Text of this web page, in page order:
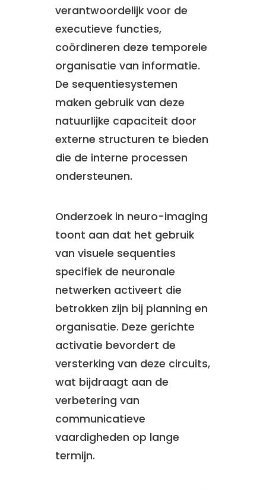
verantwoordelijk voor de
executieve functies,
coördineren deze temporele
organisatie van informatie.
De sequentiesystemen
maken gebruik van deze
natuurlijke capaciteit door
externe structuren te bieden
die de interne processen
ondersteunen.
Onderzoek in neuro-imaging
toont aan dat het gebruik
van visuele sequenties
specifiek de neuronale
netwerken activeert die
betrokken zijn bij planning en
organisatie. Deze gerichte
activatie bevordert de
versterking van deze circuits,
wat bijdraagt aan de
verbetering van
communicatieve
vaardigheden op lange
termijn.